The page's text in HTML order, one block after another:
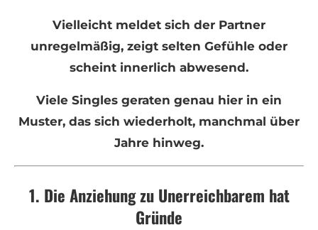
Vielleicht meldet sich der Partner
unregelmäßig, zeigt selten Gefühle oder
scheint innerlich abwesend.
Viele Singles geraten genau hier in ein
Muster, das sich wiederholt, manchmal über
Jahre hinweg.
1. Die Anziehung zu Unerreichbarem hat
Gründe